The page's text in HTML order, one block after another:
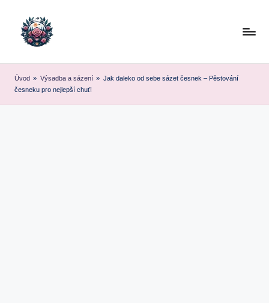
Úvod » Výsadba a sázení » Jak daleko od sebe sázet česnek – Pěstování
česneku pro nejlepší chuť!